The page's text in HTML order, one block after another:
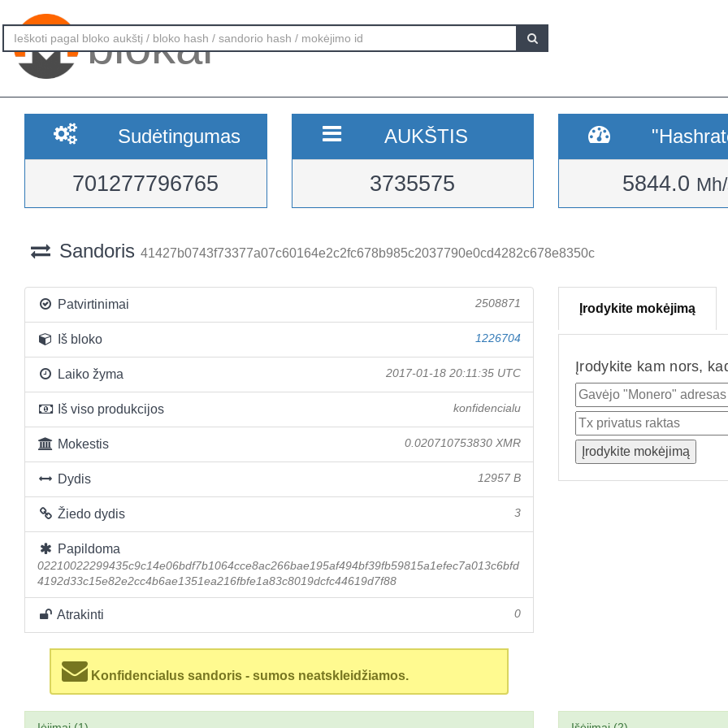
blokai
Sudėtingumas
701277796765
AUKŠTIS
3735575 5844.0
Sandoris 41427b0743f73377a07c60164e2c2fc678b985c2037790e0cd4282c678e8350c
Patvirtinimai 2508871
Iš bloko 1226704
Laiko žyma 2017-01-18 20:11:35 UTC
Iš viso produkcijos konfidencialu
Mokestis 0.020710753830 XMR
Dydis 12957 B
Žiedo dydis 3
Papildoma
02210022299435c9c14e06bdf7b1064cce8ac266bae195af494bf39fb59815a1efec7a013c6bfd
4192d33c15e82e2cc4b6ae1351ea216fbfe1a83c8019dcfc44619d7f88
Atrakinti 0
Konfidencialus sandoris - sumos neatskleidžiamos.
Įrodykite mokėjimą
Įrodykite kam nors,